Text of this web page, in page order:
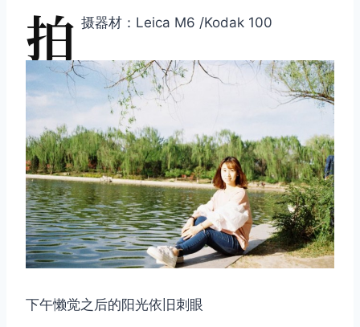
拍 摄器材：Leica M6 /Kodak 100
下午懒觉之后的阳光依旧刺眼